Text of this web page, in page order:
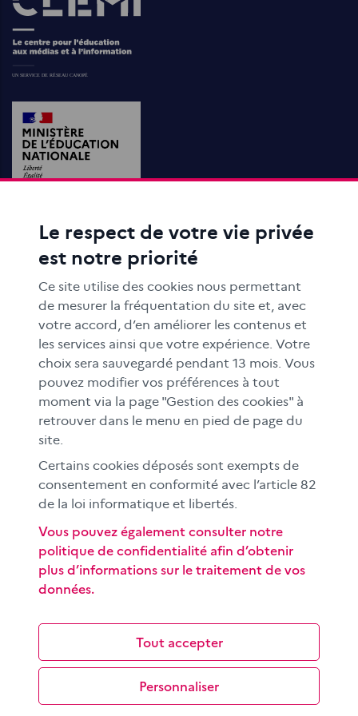
ACTIONS ÉDUCATIVES
FORMATION
RESSOURCES
MÉDIAS SCOLAIRES
FAMILLES
Le CLEMI
En académies
À l'international
CLEMI sup
Espace presse
Si vous souhaitez vous abonner gratuitement à la lettre
d'information mensuelle du CLEMI, cliquezici →
Le respect de votre vie privée
est notre priorité
Ce site utilise des cookies nous permettant
de mesurer la fréquentation du site et, avec
votre accord, d’en améliorer les contenus et
les services ainsi que votre expérience. Votre
choix sera sauvegardé pendant 13 mois. Vous
pouvez modifier vos préférences à tout
moment via la page "Gestion des cookies" à
retrouver dans le menu en pied de page du
site.
Certains cookies déposés sont exempts de
consentement en conformité avec l’article 82
de la loi informatique et libertés.
Tout accepter
Personnaliser
Vous pouvez également consulter notre
politique de confidentialité afin d’obtenir
plus d’informations sur le traitement de vos
données.